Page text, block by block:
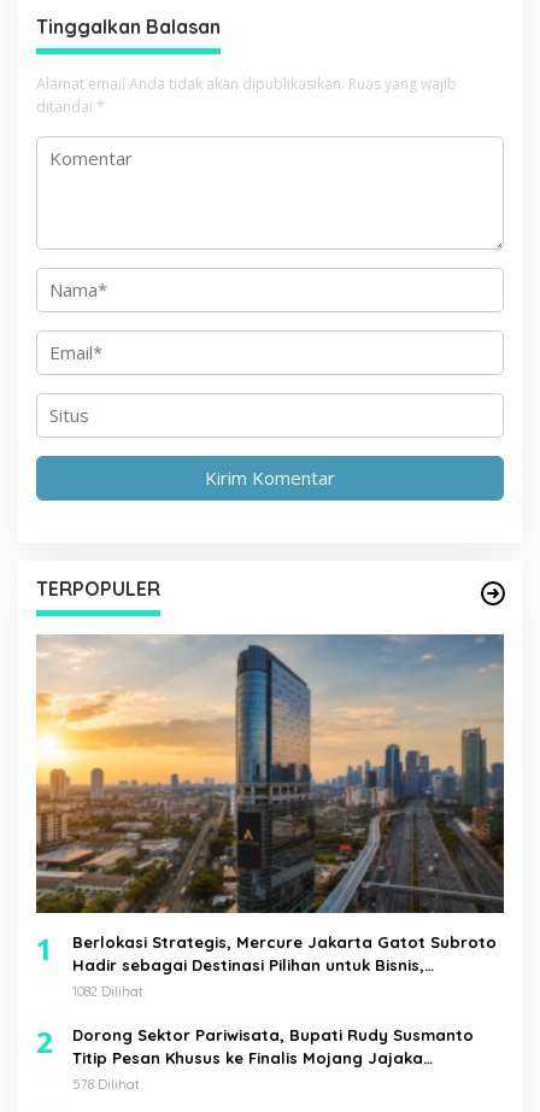
s
i
p
o
s
Tinggalkan Balasan
Alamat email Anda tidak akan dipublikasikan. Ruas yang wajib
ditandai *
TERPOPULER
1
Berlokasi Strategis, Mercure Jakarta Gatot Subroto
Hadir sebagai Destinasi Pilihan untuk Bisnis,
Staycation, Meeting, dan Kuliner di Jakarta Selatan
1082 Dilihat
2
Dorong Sektor Pariwisata, Bupati Rudy Susmanto
Titip Pesan Khusus ke Finalis Mojang Jajaka
Kabupaten Bogor
578 Dilihat